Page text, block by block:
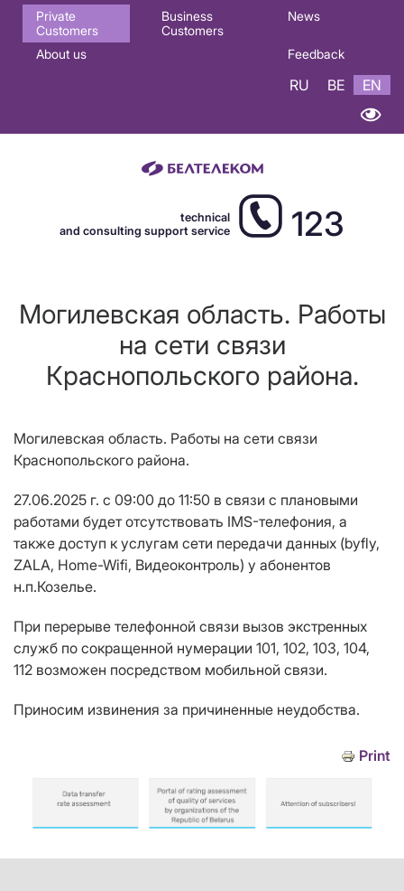
Основная
навигация
Private
Customers
Business
Customers
News
About us Feedback
RU BE EN
technical
and consulting support service
123
Могилевская область. Работы
на сети связи
Краснопольского района.
Могилевская область. Работы на сети связи
Краснопольского района.
27.06.2025 г. с 09:00 до 11:50 в связи с плановыми
работами будет отсутствовать IMS-телефония, а
также доступ к услугам сети передачи данных (byfly,
ZALA, Home-Wifi, Видеоконтроль) у абонентов
н.п.Козелье.
При перерыве телефонной связи вызов экстренных
служб по сокращенной нумерации 101, 102, 103, 104,
112 возможен посредством мобильной связи.
Приносим извинения за причиненные неудобства.
Print